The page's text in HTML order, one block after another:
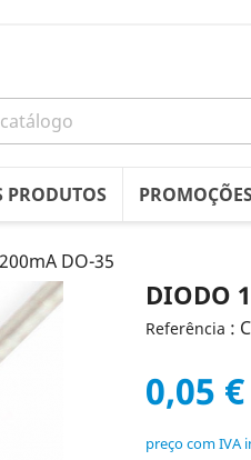
PRODUTOS
DO-35
DIODO
Referência :
0,05 €
preço com IVA